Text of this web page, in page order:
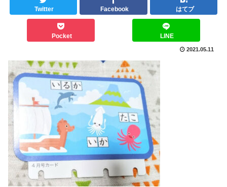
Twitter Facebook はてブ
Pocket LINE
2021.05.11